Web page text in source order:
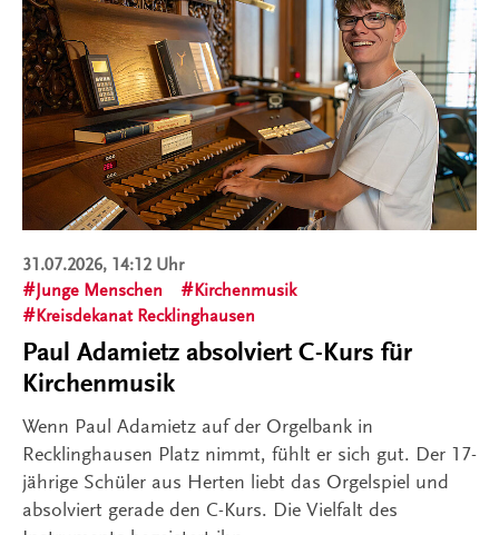
31.07.2026, 14:12 Uhr
Junge Menschen
Kirchenmusik
Kreisdekanat Recklinghausen
Paul Adamietz absolviert C-Kurs für
Kirchenmusik
Wenn Paul Adamietz auf der Orgelbank in
Recklinghausen Platz nimmt, fühlt er sich gut. Der 17-
jährige Schüler aus Herten liebt das Orgelspiel und
absolviert gerade den C-Kurs. Die Vielfalt des